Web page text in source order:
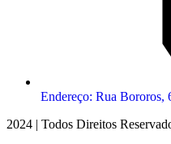
Endereço: Rua Bororos,
2024 | Todos Direitos